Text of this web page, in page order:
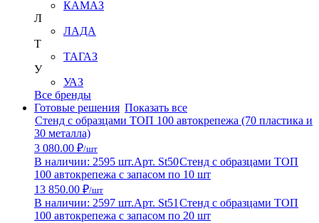
КАМАЗ
Л
ЛАДА
Т
ТАГАЗ
У
УАЗ
Все бренды
Готовые решения Показать все
Стенд с образцами ТОП 100 автокрепежа (70 пластика и
30 металла)
3 080.00 ₽/шт
В наличии: 2595 шт.Арт. St50Стенд с образцами ТОП
100 автокрепежа с запасом по 10 шт
13 850.00 ₽/шт
В наличии: 2597 шт.Арт. St51 Стенд с образцами ТОП
100 автокрепежа с запасом по 20 шт